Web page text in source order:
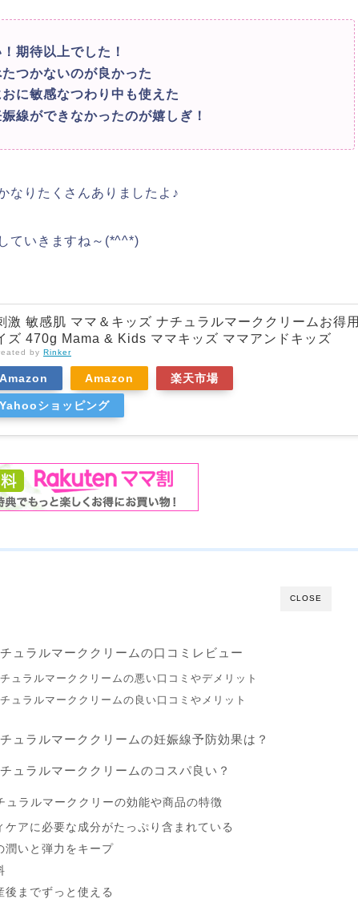
期待以上でした！
つかないのが良かった
に敏感なつわり中も使えた
線ができなかったのが嬉しぎ！
なりたくさんありましたよ♪
ていきますね～(*^^*)
激 敏感肌 ママ＆キッズ ナチュラルマーククリームお得用
ズ 470g Mama & Kids ママキッズ ママアンドキッズ
by Rinker
Amazon Amazon 楽天市場
Yahooショッピング
CLOSE
ュラルマーククリームの口コミレビュー
ュラルマーククリームの悪い口コミやデメリット
ュラルマーククリームの良い口コミやメリット
ュラルマーククリームの妊娠線予防効果は？
ュラルマーククリームのコスパ良い？
ュラルマーククリーの効能や商品の特徴
ケアに必要な成分がたっぷり含まれている
潤いと弾力をキープ
後までずっと使える